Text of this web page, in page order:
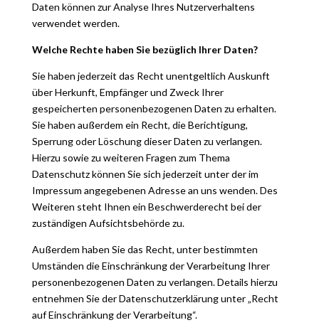
Daten können zur Analyse Ihres Nutzerverhaltens
verwendet werden.
Welche Rechte haben Sie bezüglich Ihrer Daten?
Sie haben jederzeit das Recht unentgeltlich Auskunft
über Herkunft, Empfänger und Zweck Ihrer
gespeicherten personenbezogenen Daten zu erhalten.
Sie haben außerdem ein Recht, die Berichtigung,
Sperrung oder Löschung dieser Daten zu verlangen.
Hierzu sowie zu weiteren Fragen zum Thema
Datenschutz können Sie sich jederzeit unter der im
Impressum angegebenen Adresse an uns wenden. Des
Weiteren steht Ihnen ein Beschwerderecht bei der
zuständigen Aufsichtsbehörde zu.
Außerdem haben Sie das Recht, unter bestimmten
Umständen die Einschränkung der Verarbeitung Ihrer
personenbezogenen Daten zu verlangen. Details hierzu
entnehmen Sie der Datenschutzerklärung unter „Recht
auf Einschränkung der Verarbeitung“.